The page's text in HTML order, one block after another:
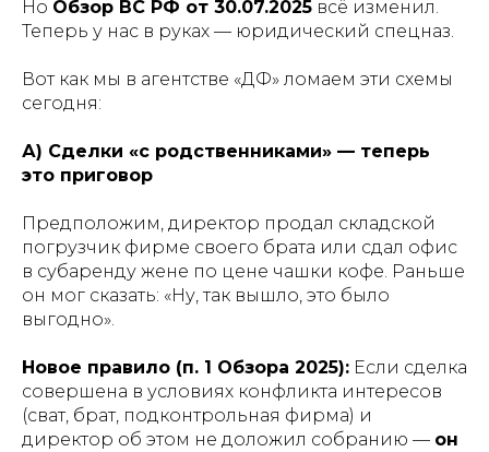
Но Обзор ВС РФ от 30.07.2025 всё изменил.
Теперь у нас в руках — юридический спецназ.
Вот как мы в агентстве «ДФ» ломаем эти схемы
сегодня:
А) Сделки «с родственниками» — теперь
это приговор
Предположим, директор продал складской
погрузчик фирме своего брата или сдал офис
в субаренду жене по цене чашки кофе. Раньше
он мог сказать: «Ну, так вышло, это было
выгодно».
Новое правило (п. 1 Обзора 2025): Если сделка
совершена в условиях конфликта интересов
(сват, брат, подконтрольная фирма) и
директор об этом не доложил собранию — он